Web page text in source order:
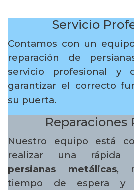
Servicio
Contamos con un
reparación de
servicio profesional y
garantizar el correcto
su puerta.
Reparaciones
Nuestro equipo está
realizar una rápida
persianas metálicas,
tiempo de espera y